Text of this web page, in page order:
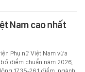
Nam cao nhất
Phụ nữ Việt Nam vừa
điểm chuẩn năm 2026,